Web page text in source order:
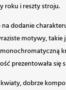
roku i reszty stroju.
dodanie
motywy,
prezentowała się
dobrze